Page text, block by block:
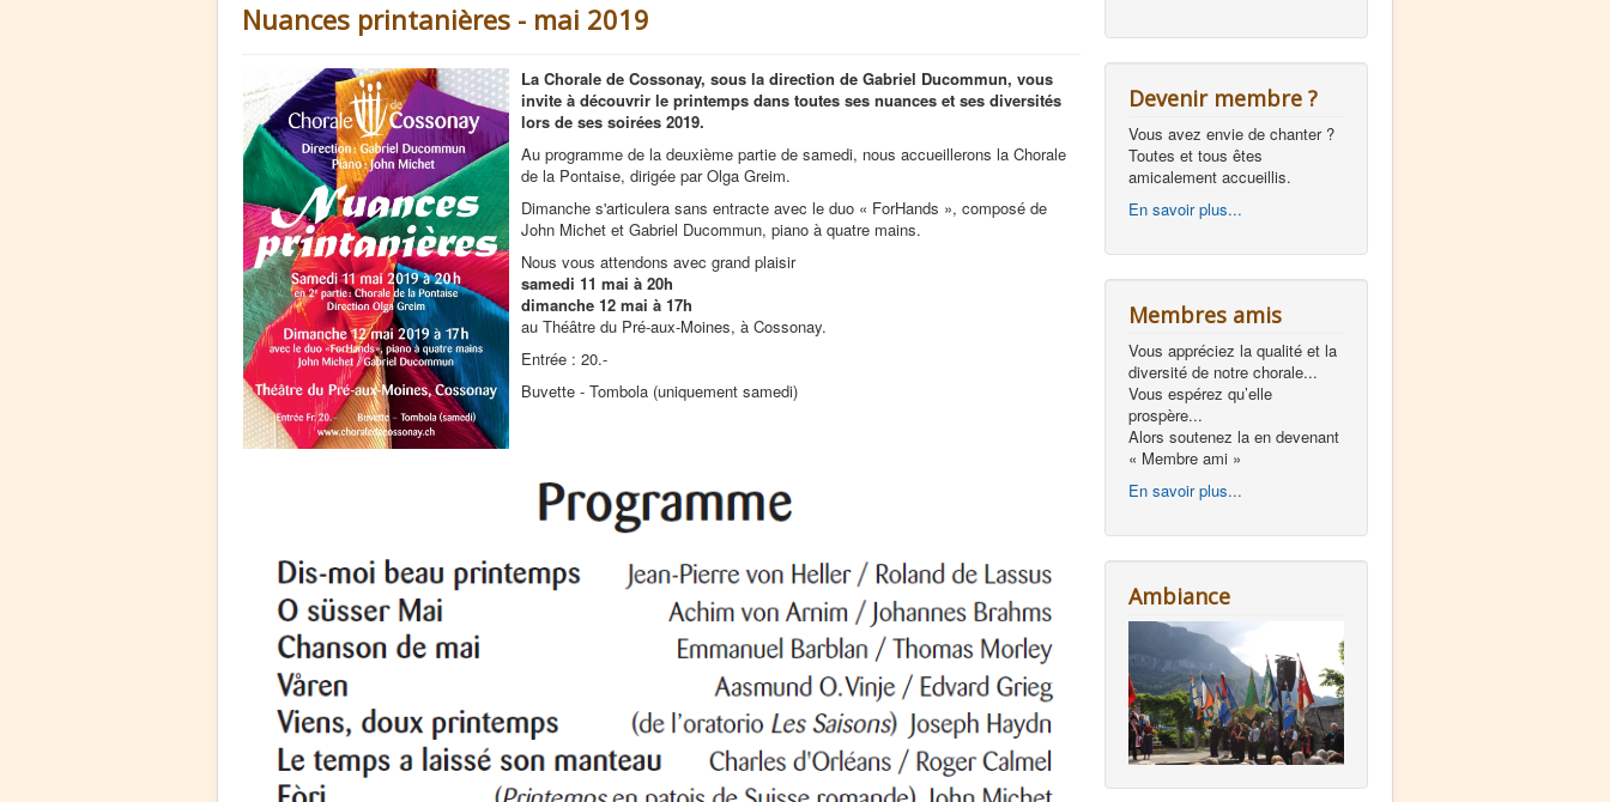
Nuances printanières - mai 2019
La Chorale de Cossonay, sous la direction de Gabriel Ducommun, vous
invite à découvrir le printemps dans toutes ses nuances et ses diversités
lors de ses soirées 2019.
Au programme de la deuxième partie de samedi, nous accueillerons la Chorale
de la Pontaise, dirigée par Olga Greim.
Dimanche s'articulera sans entracte avec le duo « ForHands », composé de
John Michet et Gabriel Ducommun, piano à quatre mains.
Nous vous attendons avec grand plaisir
samedi 11 mai à 20h
dimanche 12 mai à 17h
au Théâtre du Pré-aux-Moines, à Cossonay.
Entrée : 20.-
Buvette - Tombola (uniquement samedi)
Devenir membre ?
Vous avez envie de chanter ?
Toutes et tous êtes
amicalement accueillis.
En savoir plus...
Membres amis
Vous appréciez la qualité et la
diversité de notre chorale...
Vous espérez qu’elle
prospère...
Alors soutenez la en devenant
« Membre ami »
En savoir plus...
Ambiance